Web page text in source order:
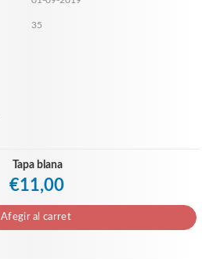
35
Tapa blana
€11,00
Afegir al carret